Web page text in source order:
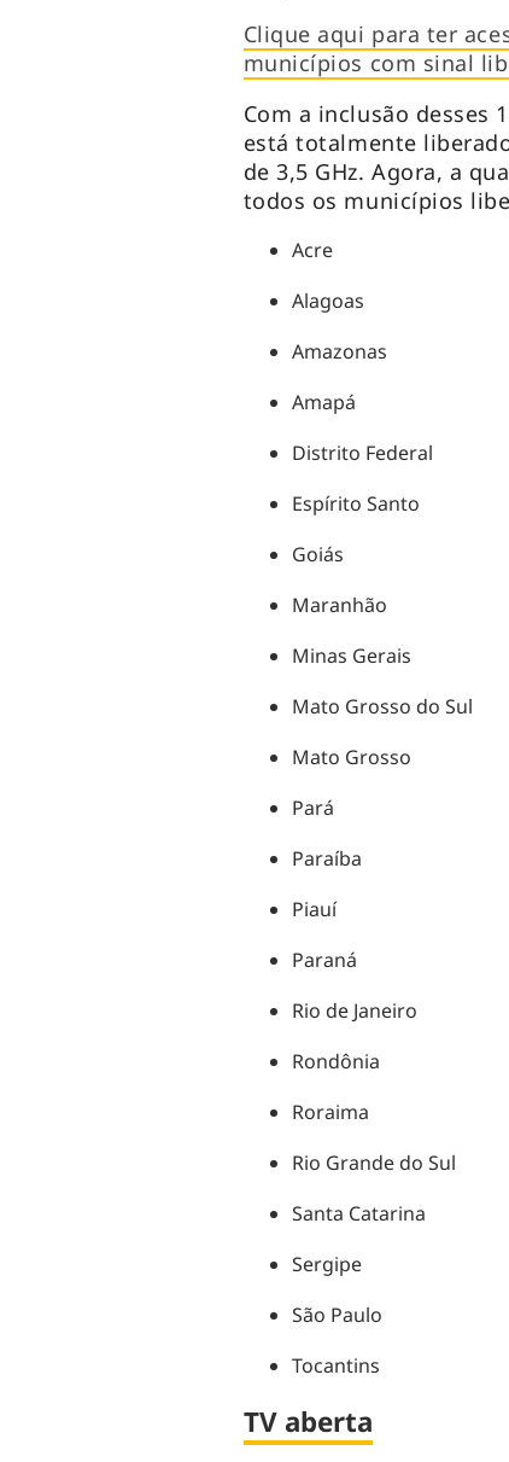
Clique aqui para ter
municípios com sinal
Com a inclusão desses
está totalmente
de 3,5 GHz. Agora, a
todos os municípios
Acre
Alagoas
Amazonas
Amapá
Distrito Federal
Espírito Santo
Goiás
Maranhão
Minas Gerais
Mato Grosso do Sul
Mato Grosso
Pará
Paraíba
Piauí
Paraná
Rio de Janeiro
Rondônia
Roraima
Rio Grande do Sul
Santa Catarina
Sergipe
São Paulo
Tocantins
TV aberta